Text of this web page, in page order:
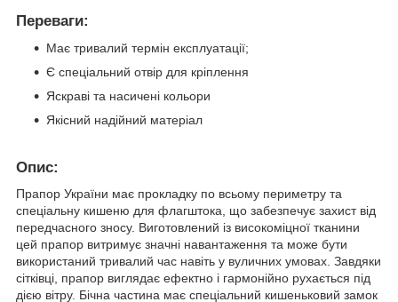
Переваги:
Має тривалий термін експлуатації;
Є спеціальний отвір для кріплення
Яскраві та насичені кольори
Якісний надійний матеріал
Опис:
Прапор України має прокладку по всьому периметру та
спеціальну кишеню для флагштока, що забезпечує захист від
передчасного зносу. Виготовлений із високоміцної тканини
цей прапор витримує значні навантаження та може бути
використаний тривалий час навіть у вуличних умовах. Завдяки
сітківці, прапор виглядає ефектно і гармонійно рухається під
дією вітру. Бічна частина має спеціальний кишеньковий замок